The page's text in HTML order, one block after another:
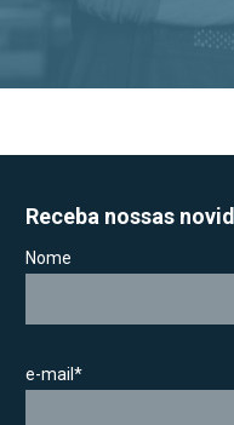
Receba nossas
Nome
e-mail*